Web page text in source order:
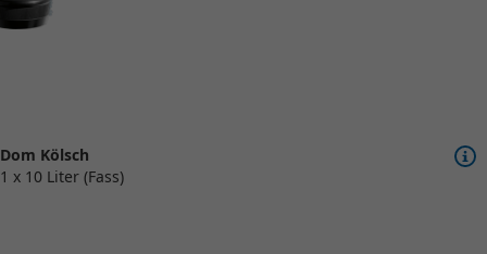
Dom Kölsch
1 x 10 Liter (Fass)